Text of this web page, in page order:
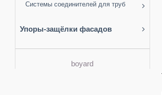
Системы соединителей для труб
Упоры-защёлки фасадов
boyard